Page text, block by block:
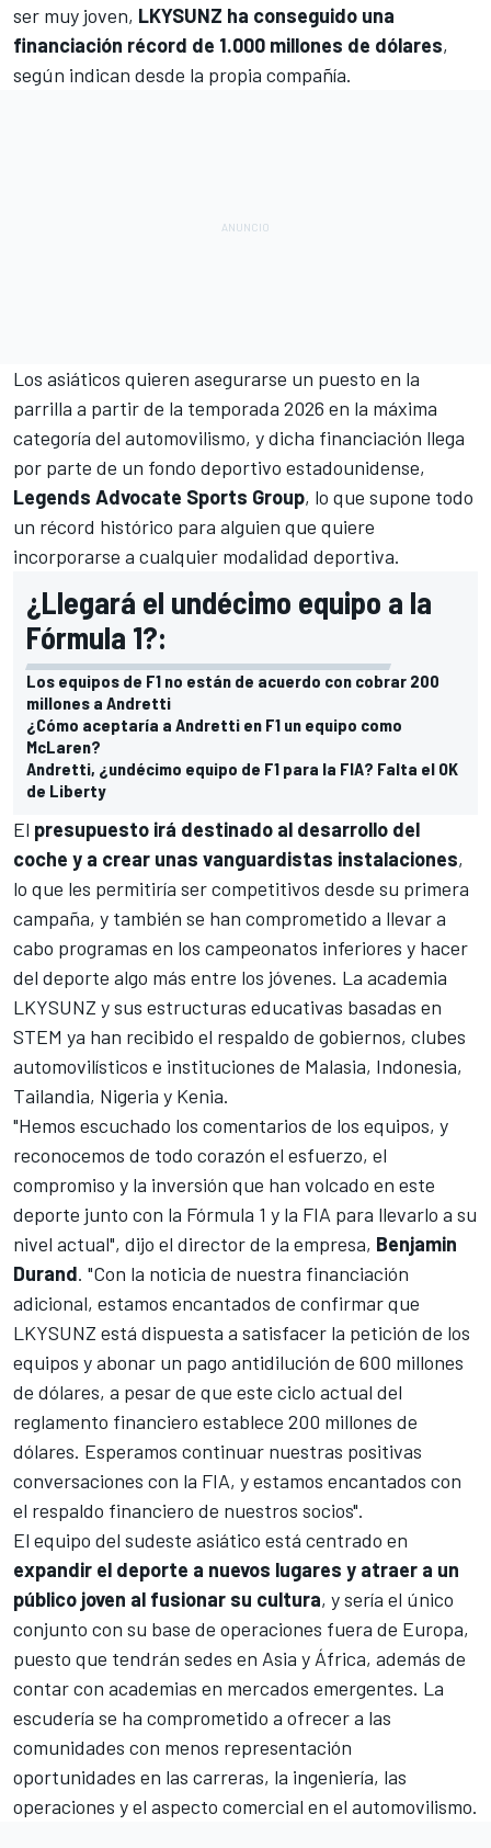
ser muy joven, LKYSUNZ ha conseguido una
financiación récord de 1.000 millones de dólares,
según indican desde la propia compañía.
Los asiáticos quieren asegurarse un puesto en la
parrilla a partir de la temporada 2026 en la máxima
categoría del automovilismo, y dicha financiación llega
por parte de un fondo deportivo estadounidense,
Legends Advocate Sports Group, lo que supone todo
un récord histórico para alguien que quiere
incorporarse a cualquier modalidad deportiva.
¿Llegará el undécimo equipo a la
Fórmula 1?:
Los equipos de F1 no están de acuerdo con cobrar 200
millones a Andretti
¿Cómo aceptaría a Andretti en F1 un equipo como
McLaren?
Andretti, ¿undécimo equipo de F1 para la FIA? Falta el OK
de Liberty
El presupuesto irá destinado al desarrollo del
coche y a crear unas vanguardistas instalaciones,
lo que les permitiría ser competitivos desde su primera
campaña, y también se han comprometido a llevar a
cabo programas en los campeonatos inferiores y hacer
del deporte algo más entre los jóvenes. La academia
LKYSUNZ y sus estructuras educativas basadas en
STEM ya han recibido el respaldo de gobiernos, clubes
automovilísticos e instituciones de Malasia, Indonesia,
Tailandia, Nigeria y Kenia.
"Hemos escuchado los comentarios de los equipos, y
reconocemos de todo corazón el esfuerzo, el
compromiso y la inversión que han volcado en este
deporte junto con la Fórmula 1 y la FIA para llevarlo a su
nivel actual", dijo el director de la empresa, Benjamin
Durand. "Con la noticia de nuestra financiación
adicional, estamos encantados de confirmar que
LKYSUNZ está dispuesta a satisfacer la petición de los
equipos y abonar un pago antidilución de 600 millones
de dólares, a pesar de que este ciclo actual del
reglamento financiero establece 200 millones de
dólares. Esperamos continuar nuestras positivas
conversaciones con la FIA, y estamos encantados con
el respaldo financiero de nuestros socios".
El equipo del sudeste asiático está centrado en
expandir el deporte a nuevos lugares y atraer a un
público joven al fusionar su cultura, y sería el único
conjunto con su base de operaciones fuera de Europa,
puesto que tendrán sedes en Asia y África, además de
contar con academias en mercados emergentes. La
escudería se ha comprometido a ofrecer a las
comunidades con menos representación
oportunidades en las carreras, la ingeniería, las
operaciones y el aspecto comercial en el automovilismo.